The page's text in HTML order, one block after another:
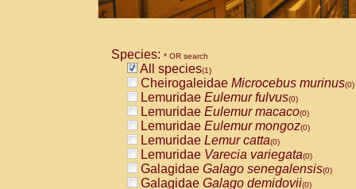
Species: * OR search
All species(1)
Cheirogaleidae Microcebus murinus(0)
Lemuridae Eulemur fulvus(0)
Lemuridae Eulemur macaco(0)
Lemuridae Eulemur mongoz(0)
Lemuridae Lemur catta(0)
Lemuridae Varecia variegata(0)
Galagidae Galago senegalensis(0)
Galagidae Galago demidovii(0)